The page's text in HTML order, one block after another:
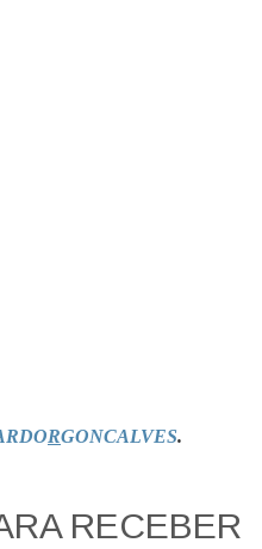
RGONCALVES.
RECEBER